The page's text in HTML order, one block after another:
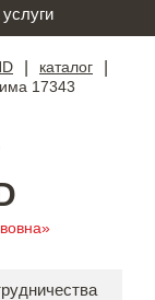
услуги
каталог
17343